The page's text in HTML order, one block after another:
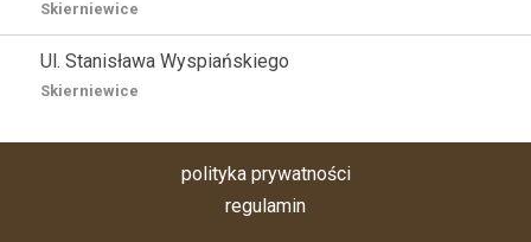
Skierniewice
Ul. Stanisława Wyspiańskiego
Skierniewice
polityka prywatności
regulamin